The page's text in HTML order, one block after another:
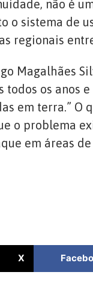
não é
sistema de
regionais
Magalhães
todos os
em terra.” O
o problema
em áreas
X